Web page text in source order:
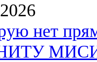
нет
НИТУ